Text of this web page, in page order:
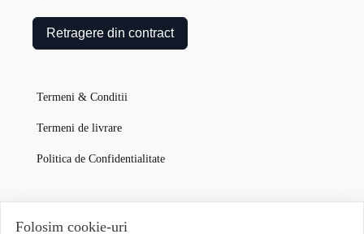
Retragere din contract
Termeni & Conditii
Termeni de livrare
Politica de Confidentialitate
Garanția Produselor
Folosim cookie-uri